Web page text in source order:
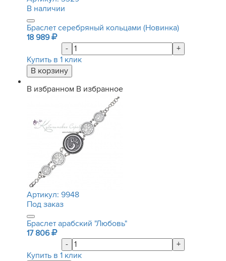
В наличии
Браслет серебряный кольцами (Новинка)
18 989
-
+
Купить в 1 клик
В избранном В избранное
Артикул: 9948
Под заказ
Браслет арабский "Любовь"
17 806
-
+
Купить в 1 клик